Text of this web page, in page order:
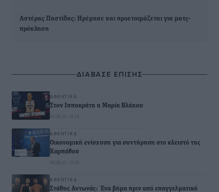
Αστέρας Παστίδας: Ηρέμησε και προετοιμάζεται για ματς-
πρόκληση
ΔΙΑΒΑΣΕ ΕΠΙΣΗΣ
ΑΘΛΗΤΙΚΆ
Στον Ιπποκράτη η Μαρία Βλάχου
06.08.26 · 13:24
ΑΘΛΗΤΙΚΆ
Οικονομική ενίσχυση για συντήρηση στο κλειστό της
Καρπάθου
06.08.26 · 13:20
ΑΘΛΗΤΙΚΆ
Στάθης Αντωνάς: Ένα βήμα πριν από επαγγελματικό